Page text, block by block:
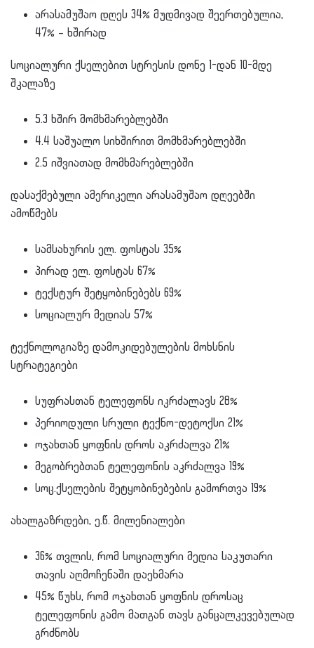
არასამუშაო დღეს 34% მუდმივად შეერთებულია,
47% – ხშირად
სოციალური ქსელებით სტრესის დონე 1-დან 10-მდე
შკალაზე
5.3 ხშირ მომხმარებლებში
4.4 საშუალო სიხშირით მომხმარებლებში
2.5 იშვიათად მომხმარებლებში
დასაქმებული ამერიკელი არასამუშაო დღეებში
ამოწმებს
სამსახურის ელ. ფოსტას 35%
პირად ელ. ფოსტას 67%
ტექსტურ შეტყობინებებს 69%
სოციალურ მედიას 57%
ტექნოლოგიაზე დამოკიდებულების მოხსნის
სტრატეგიები
სუფრასთან ტელეფონს იკრძალავს 28%
პერიოდული სრული ტექნო-დეტოქსი 21%
ოჯახთან ყოფნის დროს აკრძალვა 21%
მეგობრებთან ტელეფონის აკრძალვა 19%
სოც.ქსელების შეტყობინებების გამორთვა 19%
ახალგაზრდები, ე.წ. მილენიალები
36% თვლის, რომ სოციალური მედია საკუთარი
თავის აღმოჩენაში დაეხმარა
45% წუხს, რომ ოჯახთან ყოფნის დროსაც
ტელეფონის გამო მათგან თავს განცალკევებულად
გრძნობს